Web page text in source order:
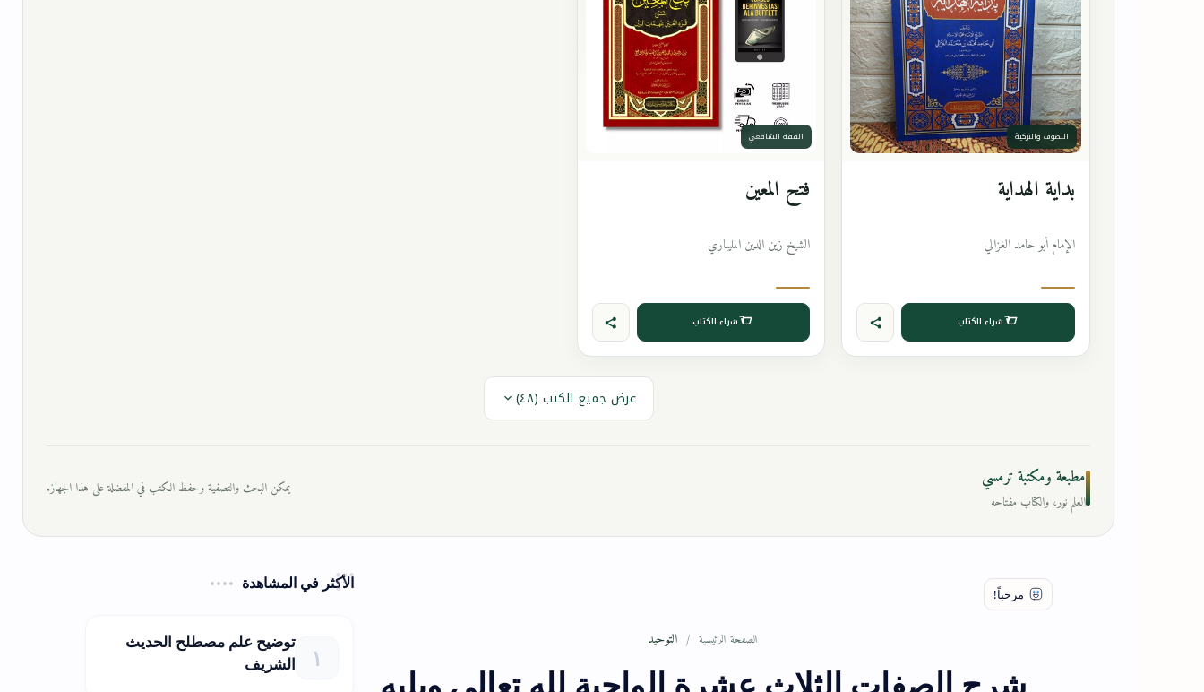
التصوف والتزكية
بداية الهداية
الإمام أبو حامد الغزالي
شراء الكتاب
الفقه الشافعي
فتح المعين
الشيخ زين الدين المليباري
شراء الكتاب
عرض جميع الكتب (٤٨)
مطبعة ومكتبة ترمسي
العلم نور، والكتاب مفتاحه
يمكن البحث والتصفية وحفظ الكتب في المفضلة على هذا الجهاز.
الصفحة الرئيسية التوحيد
الأكثر في المشاهدة
توضيح علم مصطلح الحديث
الشريف